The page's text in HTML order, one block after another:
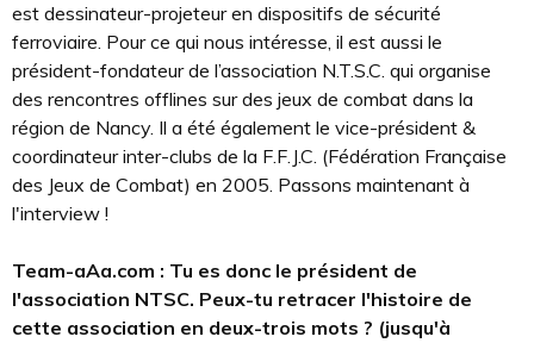
est dessinateur-projeteur en dispositifs de sécurité
ferroviaire. Pour ce qui nous intéresse, il est aussi le
président-fondateur de l’association N.T.S.C. qui organise
des rencontres offlines sur des jeux de combat dans la
région de Nancy. Il a été également le vice-président &
coordinateur inter-clubs de la F.F.J.C. (Fédération Française
des Jeux de Combat) en 2005. Passons maintenant à
l'interview !
Team-aAa.com : Tu es donc le président de
l'association NTSC. Peux-tu retracer l'histoire de
cette association en deux-trois mots ? (jusqu'à